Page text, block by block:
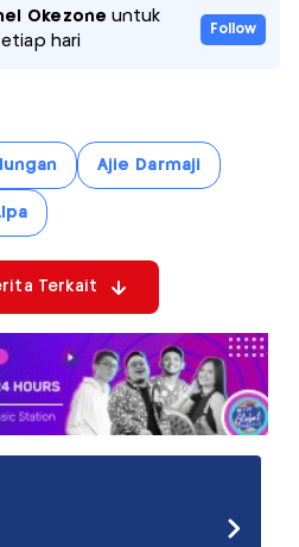
Okezone untuk
hari
Follow
Ajie Darmaji
Terkait